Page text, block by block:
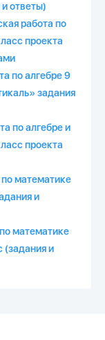
ответы)
работа по
проекта
по алгебре 9
задания
по алгебре и
проекта
математике
и
математике
(задания и